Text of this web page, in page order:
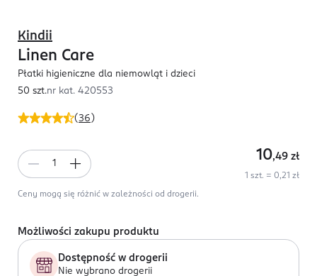
(36 )
Kindii
Linen Care
Płatki higieniczne dla niemowląt i dzieci
50 szt.nr kat. 420553
10,49 zł
1 szt. = 0,21 zł
Ceny mogą się różnić w zależności od drogerii.
Możliwości zakupu produktu
Dostępność w drogerii
Nie wybrano drogerii